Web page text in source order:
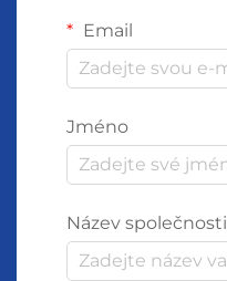
Email
Jméno
Název společnosti